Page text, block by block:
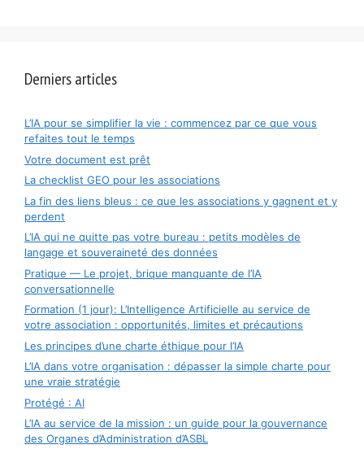
Derniers articles
L’IA pour se simplifier la vie : commencez par ce que vous
refaites tout le temps
Votre document est prêt
La checklist GEO pour les associations
La fin des liens bleus : ce que les associations y gagnent et y
perdent
L’IA qui ne quitte pas votre bureau : petits modèles de
langage et souveraineté des données
Pratique — Le projet, brique manquante de l’IA
conversationnelle
Formation (1 jour): L’Intelligence Artificielle au service de
votre association : opportunités, limites et précautions
Les principes d’une charte éthique pour l’IA
L’IA dans votre organisation : dépasser la simple charte pour
une vraie stratégie
Protégé : AI
L’IA au service de la mission : un guide pour la gouvernance
des Organes d’Administration d’ASBL